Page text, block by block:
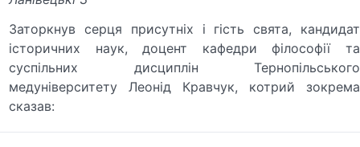
Заторкнув серця присутніх і гість свята, кандидат
історичних наук, доцент кафедри філософії та
суспільних дисциплін Тернопільського
медуніверситету Леонід Кравчук, котрий зокрема
сказав: